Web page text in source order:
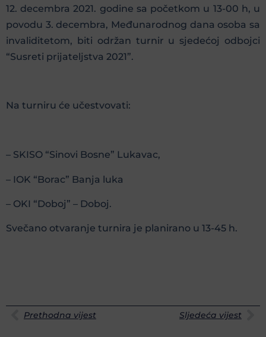
12. decembra 2021. godine sa početkom u 13-00 h, u
povodu 3. decembra, Međunarodnog dana osoba sa
invaliditetom, biti održan turnir u sjedećoj odbojci
“Susreti prijateljstva 2021”.
Na turniru će učestvovati:
– SKISO “Sinovi Bosne” Lukavac,
– IOK “Borac” Banja luka
– OKI “Doboj” – Doboj.
Svečano otvaranje turnira je planirano u 13-45 h.
Prethodna vijest Sljedeća vijest